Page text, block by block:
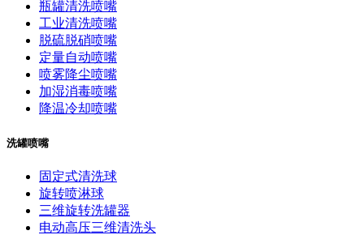
瓶罐清洗喷嘴
工业清洗喷嘴
脱硫脱硝喷嘴
定量自动喷嘴
喷雾降尘喷嘴
加湿消毒喷嘴
降温冷却喷嘴
洗罐喷嘴
固定式清洗球
旋转喷淋球
三维旋转洗罐器
电动高压三维清洗头